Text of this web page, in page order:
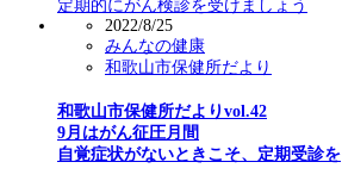
2022/8/25
みんなの健康
和歌山市保健所だより
和歌山市保健所だよりvol.42
9月はがん征圧月間
自覚症状がないときこそ、定期受診を